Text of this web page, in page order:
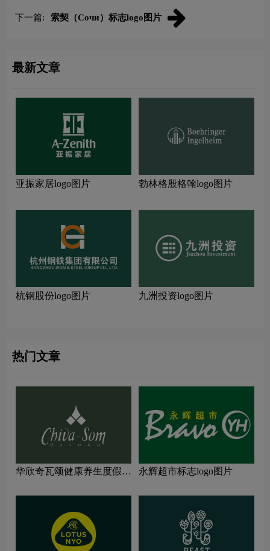
下一篇: 索契（Сочи）标志logo图片
最新文章
亚振家居logo图片 勃林格殷格翰logo图片
杭钢股份logo图片 九洲投资logo图片
热门文章
华欣奇瓦颂健康养生度假村
永辉超市标志logo图片